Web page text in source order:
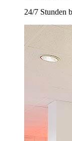
24/7 Stunden